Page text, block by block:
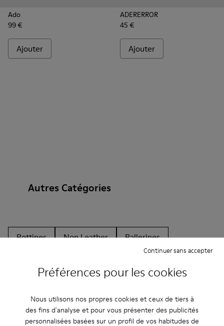
Préférences pour les cookies
Nous utilisons nos propres cookies et ceux de tiers à
des fins d'analyse et pour vous présenter des publicités
personnalisées basées sur un profil de vos habitudes de
Continuer sans accepter
Ado
99 €
Ajouter
ADERERROR
45 €
Ajouter
Autres Catégories
Bottines Non Leather
Ballerines
Sandales
Bottes
Chaussures casual
Baskets
Chaussons
Chaussures habillées
Chaussures à plateau
À talon